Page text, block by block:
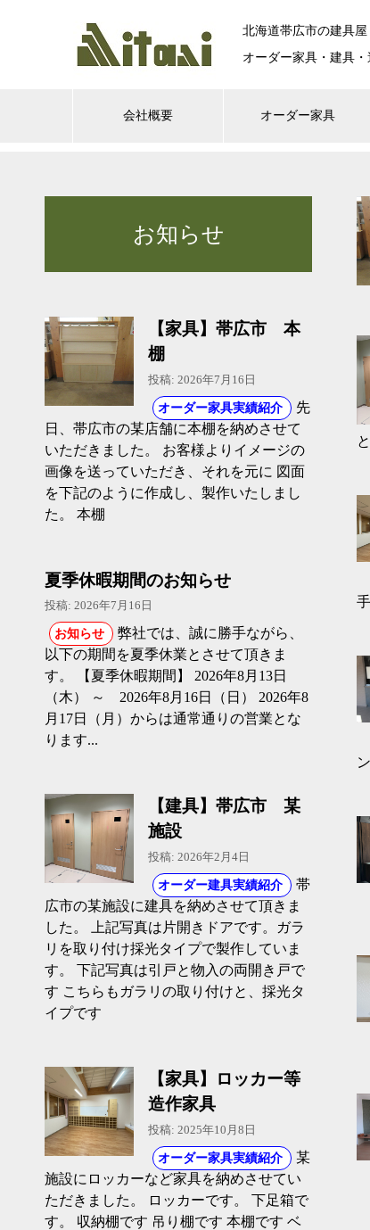
北海道帯広市の建具屋
オーダー家具・建具
会社概要 オーダー家具
お知らせ
【家具】帯広市 本
棚
投稿: 2026年7月16日
オーダー家具実績紹介
先
日、帯広市の某店舗に本棚を納めさせて
いただきました。 お客様よりイメージの
画像を送っていただき、それを元に 図面
を下記のように作成し、製作いたしまし
た。 本棚
夏季休暇期間のお知らせ
投稿: 2026年7月16日
お知らせ
弊社では、誠に勝手ながら、
以下の期間を夏季休業とさせて頂きま
す。 【夏季休暇期間】 2026年8月13日
（木） ～ 2026年8月16日（日） 2026年8
月17日（月）からは通常通りの営業とな
ります...
【建具】帯広市 某
施設
投稿: 2026年2月4日
オーダー建具実績紹介
帯
広市の某施設に建具を納めさせて頂きま
した。 上記写真は片開きドアです。ガラ
リを取り付け採光タイプで製作していま
す。 下記写真は引戸と物入の両開き戸で
す こちらもガラリの取り付けと、採光タ
イプです
【家具】ロッカー等
造作家具
投稿: 2025年10月8日
オーダー家具実績紹介
某
施設にロッカーなど家具を納めさせてい
ただきました。 ロッカーです。 下足箱で
す。 収納棚です 吊り棚です 本棚です ベ